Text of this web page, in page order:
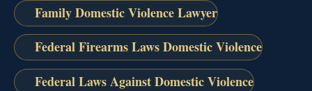
Family Domestic Violence Lawyer
Federal Firearms Laws Domestic Violence
Federal Laws Against Domestic Violence